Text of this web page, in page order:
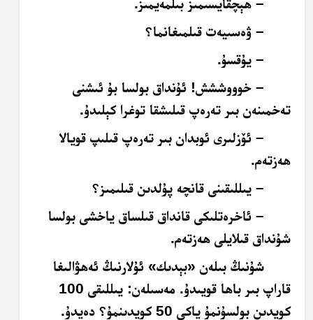
– ھېچقايسىمىز بىلمەيمىز.
– ۋەسىيەت قىلمىغانما؟
– يۇقسۇ.
– خوووششش! ئۇنداق بولسا بۇ ئىشنى
تەخمىنەن بىر تەرەپ قىلىشقا توغرا كېلىدۇ.
– ئۆزلىرى ئوبدان بىر تەرەپ قىلىپ قويالا
ھەزتەم.
– يىللىقىنى قانچە پۇلدىن قىلىمىز؟
– ئاخرەتلىكى قانداق قىلساق ياخشى بولسا
شۇنداق قىلايلى ھەزتەم.
شۇنىڭ بىلەن «بېدىك» ئۇلارنىڭ ئەھۋالىغا
قاراپ بىر باھا قويىدۇ. مەسىلەن: يىللىقى 100
كويدىن بولسۇنمۇ ياكى 50 كويدىنمۇ؟ دەيدۇ.